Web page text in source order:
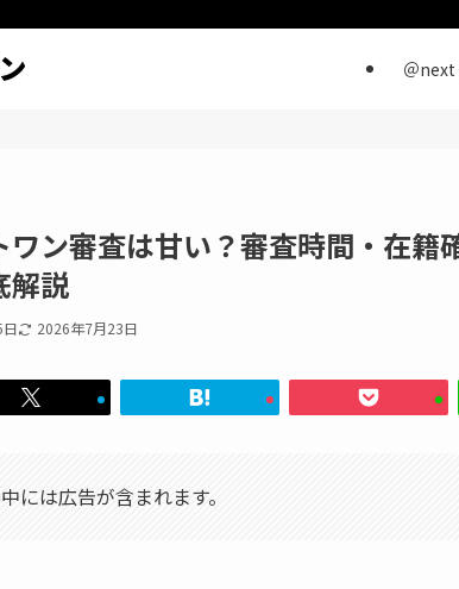
＠next
ワン審査は甘い？審査時間・在籍
解説
2026年7月23日
には広告が含まれます。